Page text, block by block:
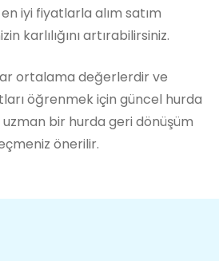
iyi fiyatlarla alım satım
karlılığını artırabilirsiniz.
ortalama değerlerdir ve
öğrenmek için güncel hurda
bir hurda geri dönüşüm
önerilir.